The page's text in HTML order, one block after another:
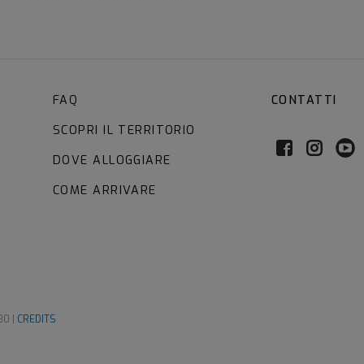
FAQ
SCOPRI IL TERRITORIO
DOVE ALLOGGIARE
COME ARRIVARE
CONTATTI
| CREDITS